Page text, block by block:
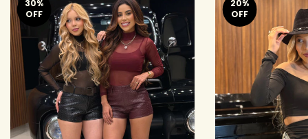
30%
OFF
20%
OFF